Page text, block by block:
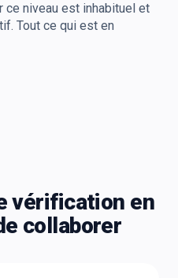
niveau est inhabituel et
Tout ce qui est en
vérification en
collaborer